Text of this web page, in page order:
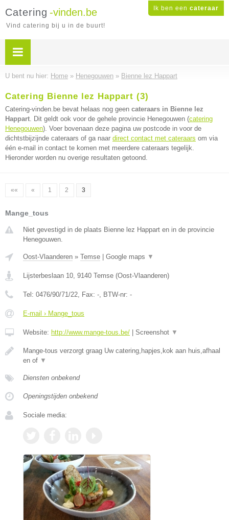
Ik ben een cateraar
Catering -vinden.be
Vind catering bij u in de buurt!
U bent nu hier: Home » Henegouwen » Bienne lez Happart
Catering Bienne lez Happart (3)
Catering-vinden.be bevat helaas nog geen cateraars in Bienne lez
Happart. Dit geldt ook voor de gehele provincie Henegouwen (catering
Henegouwen). Voer bovenaan deze pagina uw postcode in voor de
dichtstbijzijnde cateraars of ga naar direct contact met cateraars om via
één e-mail in contact te komen met meerdere cateraars tegelijk.
Hieronder worden nu overige resultaten getoond.
«« « 1 2 3
Mange_tous
Niet gevestigd in de plaats Bienne lez Happart en in de provincie
Henegouwen.
Oost-Vlaanderen » Temse Google maps ▼
Lijsterbeslaan 10, 9140 Temse (Oost-Vlaanderen)
Tel: 0476/90/71/22, Fax: -, BTW-nr: -
E-mail › Mange_tous
Website: http://www.mange-tous.be/ Screenshot ▼
Mange-tous verzorgt graag Uw catering,hapjes,kok aan huis,afhaal
en of ▼
Diensten onbekend
Openingstijden onbekend
Sociale media: